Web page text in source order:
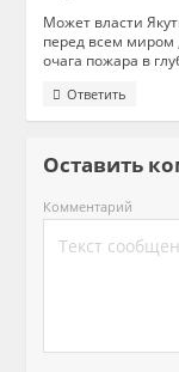
Может власти
перед всем миром
очага пожара в
Ответить
Оставить
Комментарий